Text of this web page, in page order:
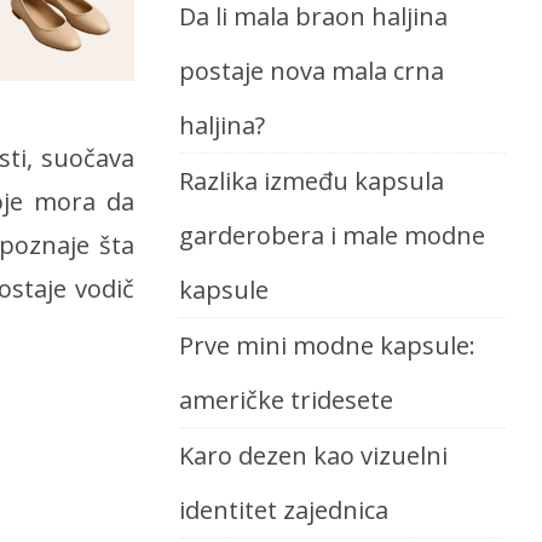
suočava
mora da
šta
vodič
Da li mala braon haljina
postaje nova mala crna
haljina?
Razlika između kapsula
garderobera i male modne
kapsule
Prve mini modne kapsule:
američke tridesete
Karo dezen kao vizuelni
identitet zajednica